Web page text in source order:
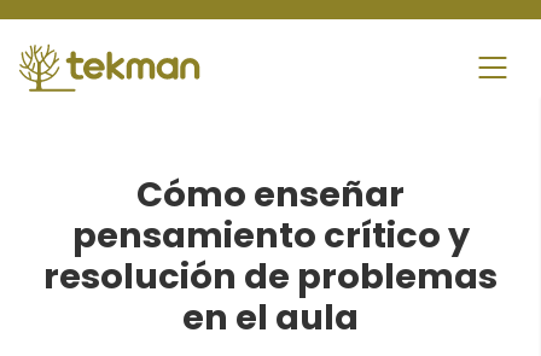
content
Cómo enseñar
pensamiento crítico y
resolución de problemas
en el aula